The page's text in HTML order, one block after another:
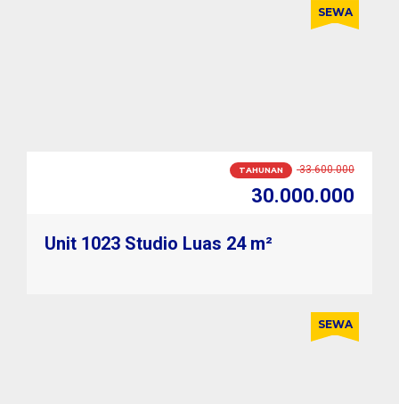
SEWA
BULANAN 3.000.000
2.600.000
Unit 1023 Studio Luas 24 m²
SEWA